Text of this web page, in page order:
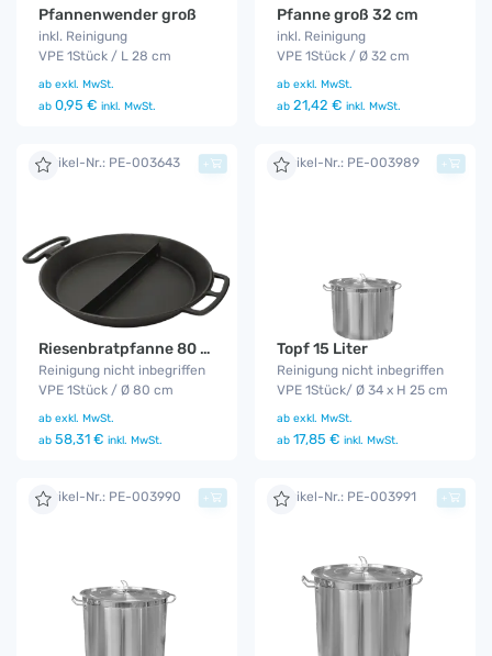
Pfannenwender groß
inkl. Reinigung
VPE 1Stück / L 28 cm
ab exkl. MwSt.
ab 0,95 € inkl. MwSt.
Pfanne groß 32 cm
inkl. Reinigung
VPE 1Stück / Ø 32 cm
ab exkl. MwSt.
ab 21,42 € inkl. MwSt.
Artikel-Nr.: PE-003643
Riesenbratpfanne 80 cm
Reinigung nicht inbegriffen
VPE 1Stück / Ø 80 cm
ab exkl. MwSt.
ab 58,31 € inkl. MwSt.
+ Artikel-Nr.: PE-003989
Topf 15 Liter
Reinigung nicht inbegriffen
VPE 1Stück/ Ø 34 x H 25 cm
ab exkl. MwSt.
ab 17,85 € inkl. MwSt.
+
Artikel-Nr.: PE-003990 + Artikel-Nr.: PE-003991 +